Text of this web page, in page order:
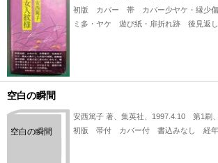
初版 カバー 帯 カバー少ヤケ・縁少
ミ多・ヤケ 遊び紙・扉折れ跡 後見返
空白の瞬間
空白の瞬間
安西篤子 著、集英社、1997.4.10 第1刷
初版 帯付 カバー付 書込みなし 経年